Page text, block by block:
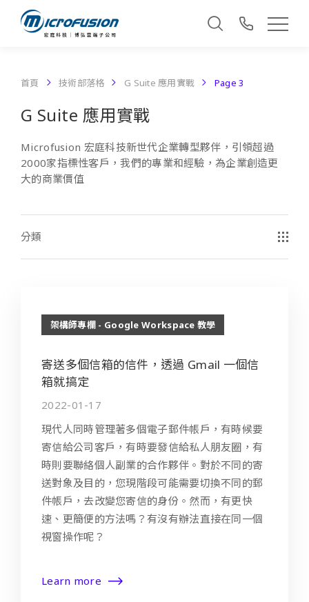
首頁 技術部落格 G Suite 應用實戰 Page 3
G Suite 應用實戰
Microfusion 宏庭科技新世代企業轉型夥伴，引領超過
2000家指標性客戶，我們的專業和經驗，為企業創造更
大的商業價值
分類
架構師專欄 - Google Workspace 教學
寄送多個信箱的信件，透過 Gmail 一個信
箱就搞定
2022-01-17
現代人同時管理著多個電子郵件帳戶，有時候要
寄信給公司客戶，有時要發信給私人朋友圈，有
時則要聯絡個人副業的合作夥伴。對於不同的寄
送對象及目的，您現階段可能需要切換不同的郵
件帳戶，去改變您寄信的身份。然而，有更快
速、更簡便的方法嗎？有沒有辦法直接在同一個
視窗操作呢？
Learn more